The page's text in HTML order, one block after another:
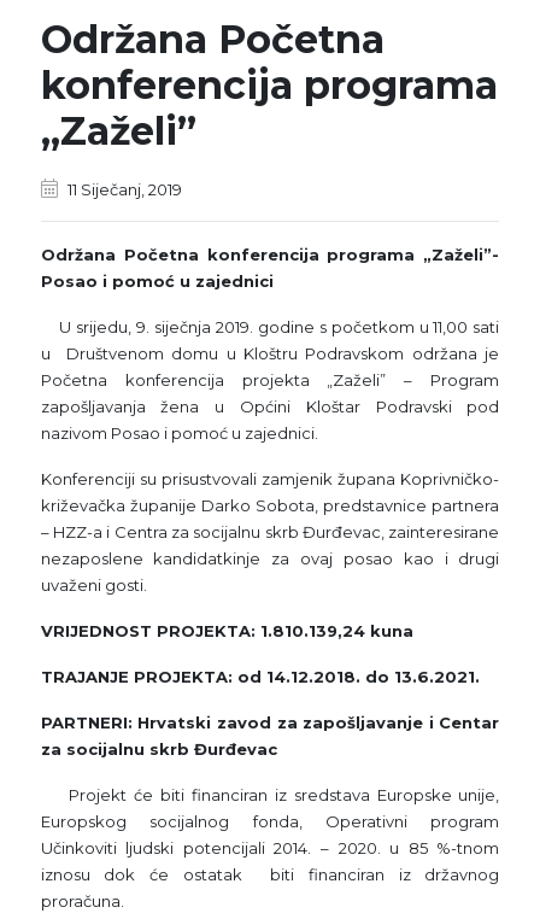
Održana Početna
konferencija programa
„Zaželi”
11 Siječanj, 2019
Održana Početna konferencija programa „Zaželi”-
Posao i pomoć u zajednici
U srijedu, 9. siječnja 2019. godine s početkom u 11,00 sati
u Društvenom domu u Kloštru Podravskom održana je
Početna konferencija projekta „Zaželi” – Program
zapošljavanja žena u Općini Kloštar Podravski pod
nazivom Posao i pomoć u zajednici.
Konferenciji su prisustvovali zamjenik župana Koprivničko-
križevačka županije Darko Sobota, predstavnice partnera
– HZZ-a i Centra za socijalnu skrb Đurđevac, zainteresirane
nezaposlene kandidatkinje za ovaj posao kao i drugi
uvaženi gosti.
VRIJEDNOST PROJEKTA: 1.810.139,24 kuna
TRAJANJE PROJEKTA: od 14.12.2018. do 13.6.2021.
PARTNERI: Hrvatski zavod za zapošljavanje i Centar
za socijalnu skrb Đurđevac
Projekt će biti financiran iz sredstava Europske unije,
Europskog socijalnog fonda, Operativni program
Učinkoviti ljudski potencijali 2014. – 2020. u 85 %-tnom
iznosu dok će ostatak biti financiran iz državnog
proračuna.